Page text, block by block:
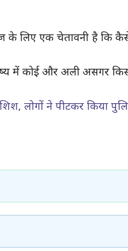
लिए एक चेतावनी है कि कैसे
में कोई और अली असगर
लोगों ने पीटकर किया